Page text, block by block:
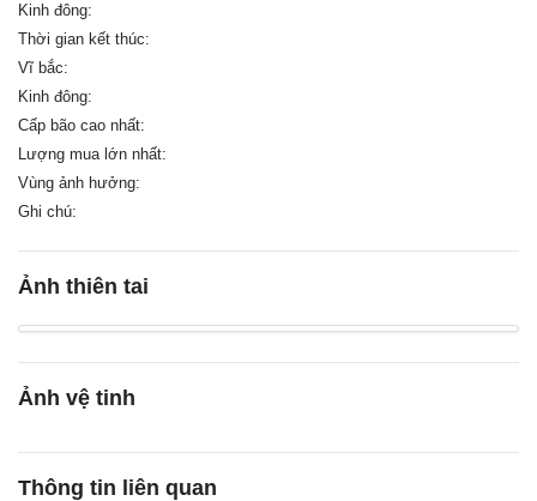
Kinh đông:
Thời gian kết thúc:
Vĩ bắc:
Kinh đông:
Cấp bão cao nhất:
Lượng mua lớn nhất:
Vùng ảnh hưởng:
Ghi chú:
Ảnh thiên tai
Ảnh vệ tinh
Thông tin liên quan